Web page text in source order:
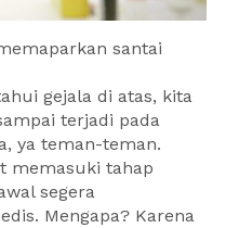
santai
gejala di atas, kita
terjadi pada
ya teman-teman.
memasuki tahap
segera
Mengapa? Karena